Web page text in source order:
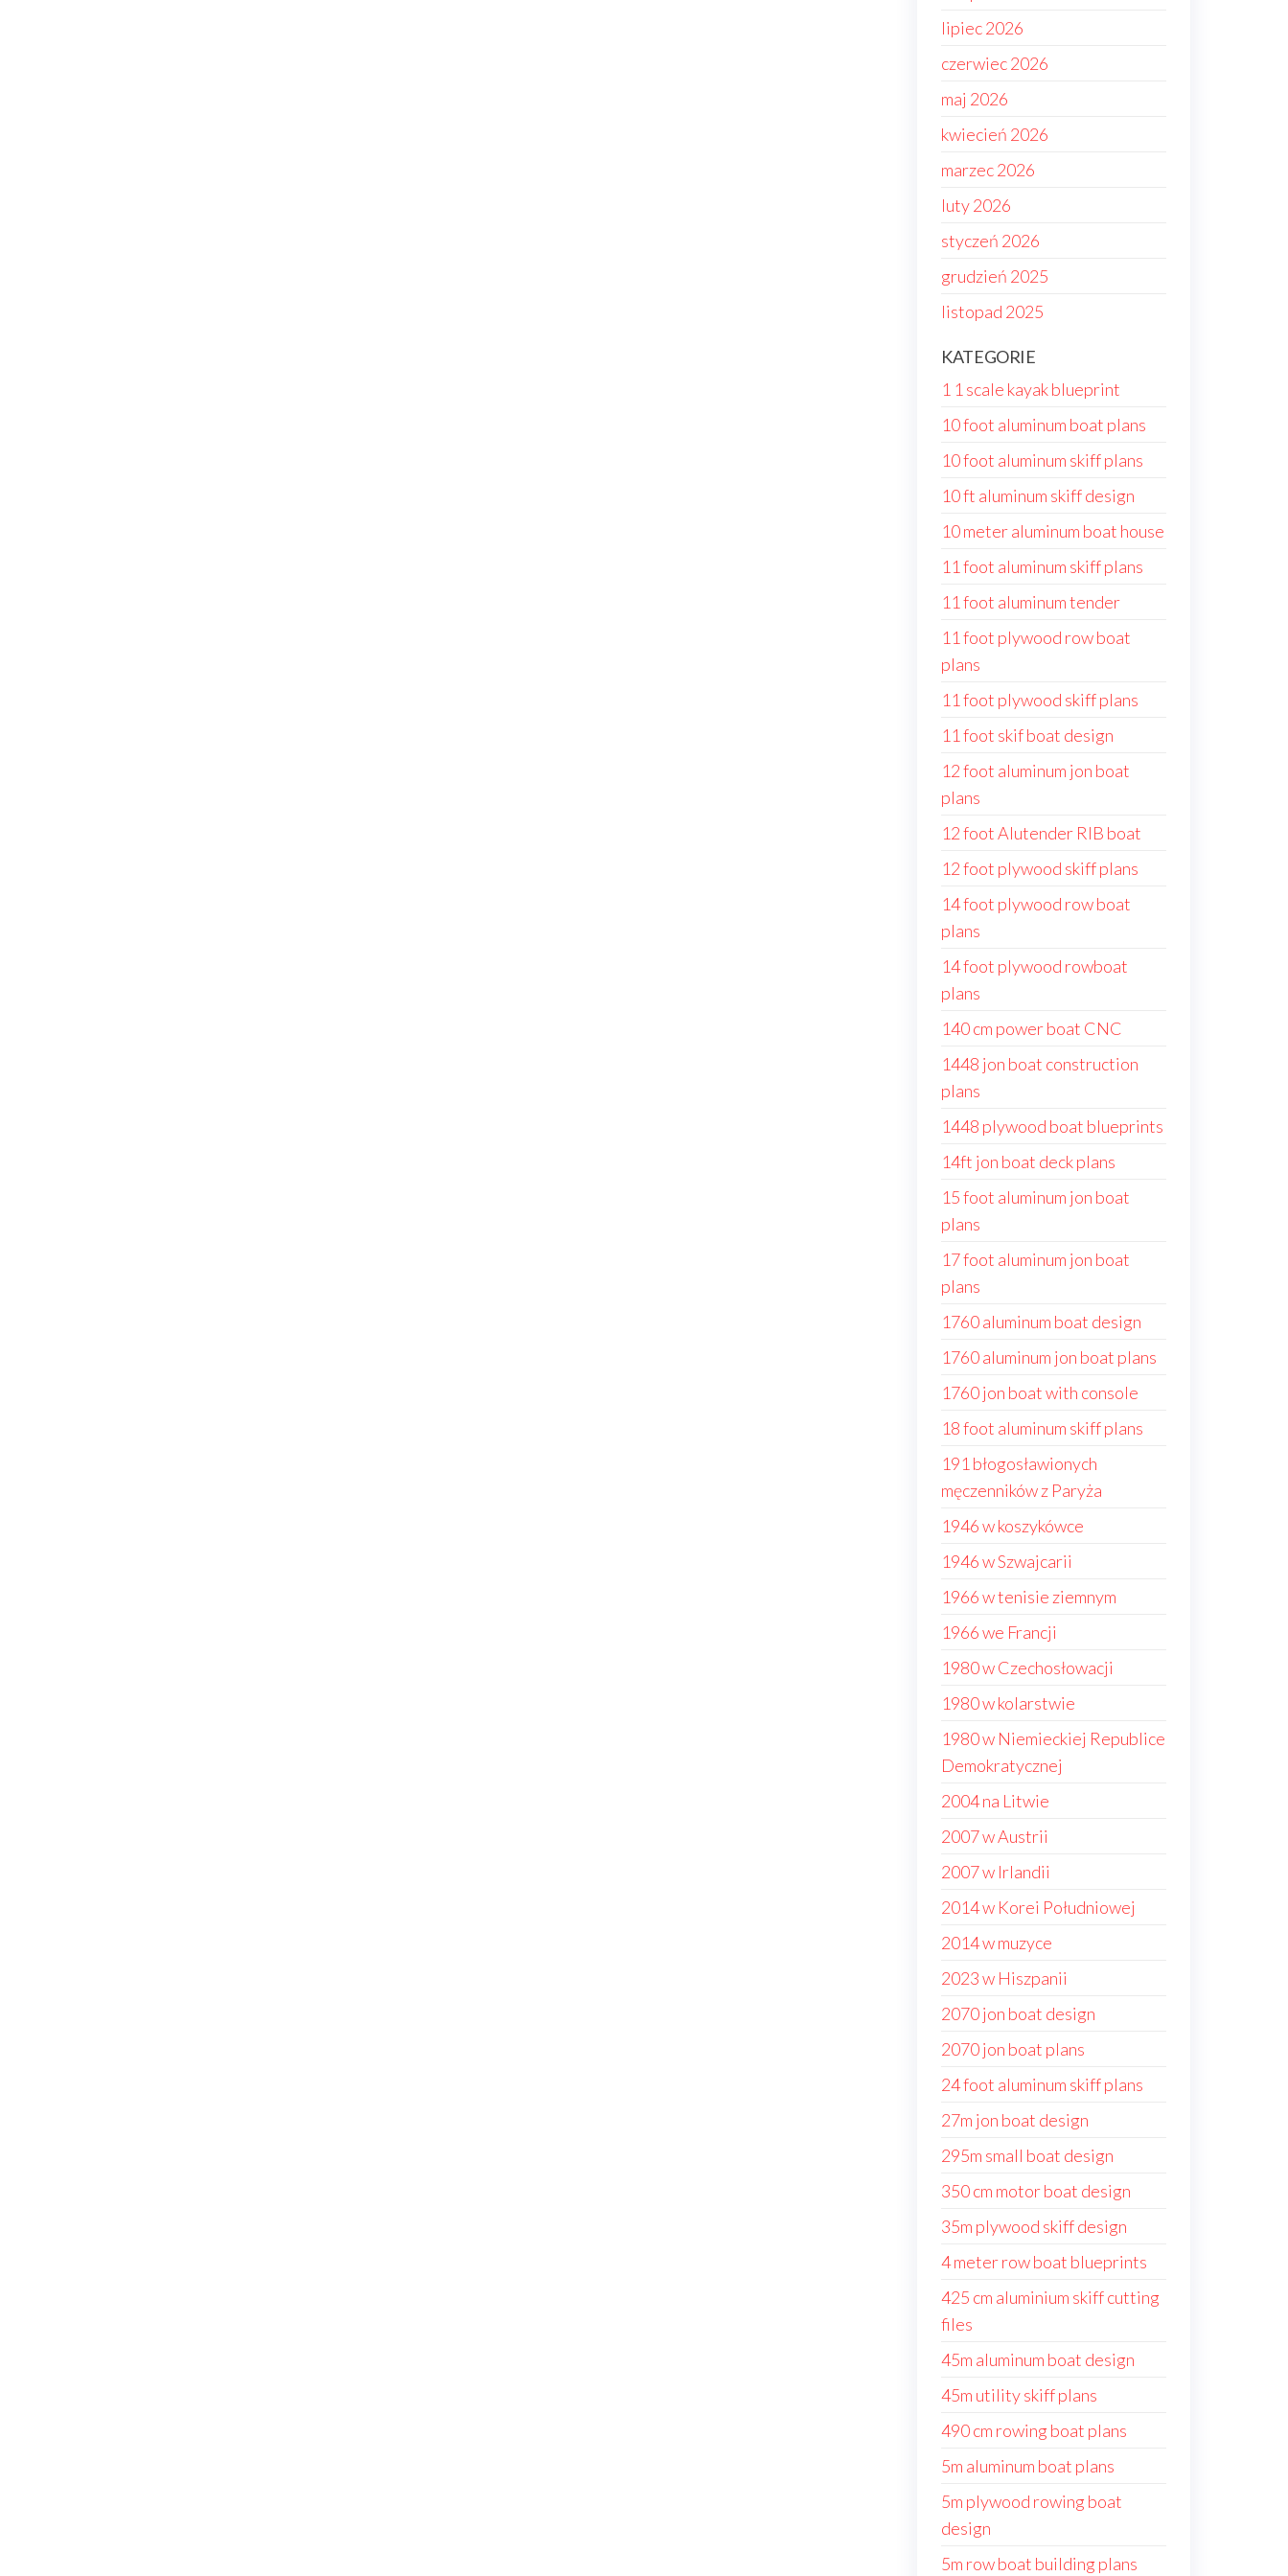
lipiec 2026
czerwiec 2026
maj 2026
kwiecień 2026
marzec 2026
luty 2026
styczeń 2026
grudzień 2025
listopad 2025
KATEGORIE
1 1 scale kayak blueprint
10 foot aluminum boat plans
10 foot aluminum skiff plans
10 ft aluminum skiff design
10 meter aluminum boat house
11 foot aluminum skiff plans
11 foot aluminum tender
11 foot plywood row boat
plans
11 foot plywood skiff plans
11 foot skif boat design
12 foot aluminum jon boat
plans
12 foot Alutender RIB boat
12 foot plywood skiff plans
14 foot plywood row boat
plans
14 foot plywood rowboat
plans
140 cm power boat CNC
1448 jon boat construction
plans
1448 plywood boat blueprints
14ft jon boat deck plans
15 foot aluminum jon boat
plans
17 foot aluminum jon boat
plans
1760 aluminum boat design
1760 aluminum jon boat plans
1760 jon boat with console
18 foot aluminum skiff plans
191 błogosławionych
męczenników z Paryża
1946 w koszykówce
1946 w Szwajcarii
1966 w tenisie ziemnym
1966 we Francji
1980 w Czechosłowacji
1980 w kolarstwie
1980 w Niemieckiej Republice
Demokratycznej
2004 na Litwie
2007 w Austrii
2007 w Irlandii
2014 w Korei Południowej
2014 w muzyce
2023 w Hiszpanii
2070 jon boat design
2070 jon boat plans
24 foot aluminum skiff plans
27m jon boat design
295m small boat design
350 cm motor boat design
35m plywood skiff design
4 meter row boat blueprints
425 cm aluminium skiff cutting
files
45m aluminum boat design
45m utility skiff plans
490 cm rowing boat plans
5m aluminum boat plans
5m plywood rowing boat
design
5m row boat building plans